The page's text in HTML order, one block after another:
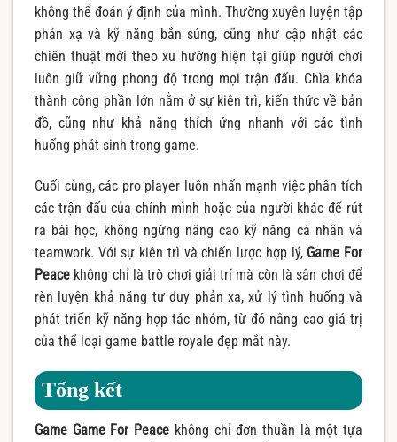
không thể đoán ý định của mình. Thường xuyên luyện tập
phản xạ và kỹ năng bắn súng, cũng như cập nhật các
chiến thuật mới theo xu hướng hiện tại giúp người chơi
luôn giữ vững phong độ trong mọi trận đấu. Chìa khóa
thành công phần lớn nằm ở sự kiên trì, kiến thức về bản
đồ, cũng như khả năng thích ứng nhanh với các tình
huống phát sinh trong game.
Cuối cùng, các pro player luôn nhấn mạnh việc phân tích
các trận đấu của chính mình hoặc của người khác để rút
ra bài học, không ngừng nâng cao kỹ năng cá nhân và
teamwork. Với sự kiên trì và chiến lược hợp lý, Game For
Peace không chỉ là trò chơi giải trí mà còn là sân chơi để
rèn luyện khả năng tư duy phản xạ, xử lý tình huống và
phát triển kỹ năng hợp tác nhóm, từ đó nâng cao giá trị
của thể loại game battle royale đẹp mắt này.
Tổng kết
Game Game For Peace không chỉ đơn thuần là một tựa